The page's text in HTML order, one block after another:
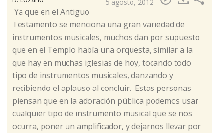
5 agosto, 2012
​ Ya que en el Antiguo
Testamento se menciona una gran variedad de
instrumentos musicales, muchos dan por supuesto
que en el Templo había una orquesta, similar a la
que hay en muchas iglesias de hoy, tocando todo
tipo de instrumentos musicales, danzando y
recibiendo el aplauso al concluir. Estas personas
piensan que en la adoración pública podemos usar
cualquier tipo de instrumento musical que se nos
ocurra, poner un amplificador, y dejarnos llevar por